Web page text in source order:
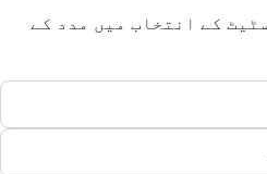
کے انتخاب میں مدد کے